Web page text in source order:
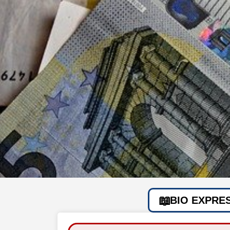
BIO